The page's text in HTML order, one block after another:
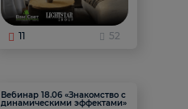
11 52
Вебинар 18.06 «Знакомство с
динамическими эффектами»